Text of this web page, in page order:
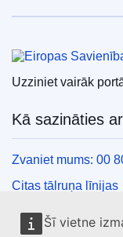
Šī vietne
Eiropas
Uzziniet vairāk
Kā sazināties
Zvaniet mums: 00
Citas tālruņa līnijas
Saziņas veidlapa